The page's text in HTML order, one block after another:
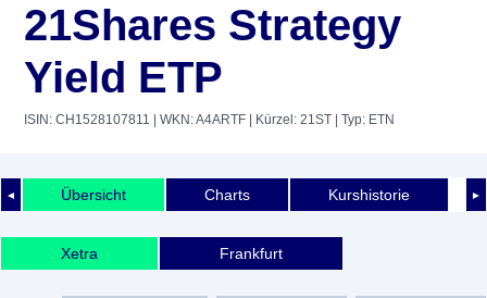
21Shares Strategy
Yield ETP
ISIN: CH1528107811 | WKN: A4ARTF | Kürzel: 21ST | Typ: ETN
◄ ►
Übersicht Charts Kurshistorie
Xetra Frankfurt